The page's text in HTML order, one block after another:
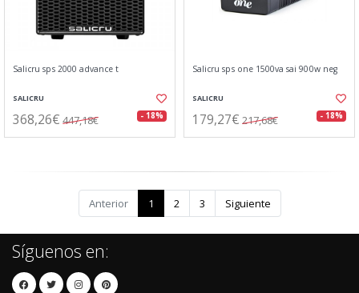
Salicru sps 2000 advance t
SALICRU
368,26€ 447,18€ - 18%
Salicru sps one 1500va sai 900w neg
SALICRU
179,27€ 217,68€ - 18%
Anterior 1 2 3 Siguiente
Síguenos en: